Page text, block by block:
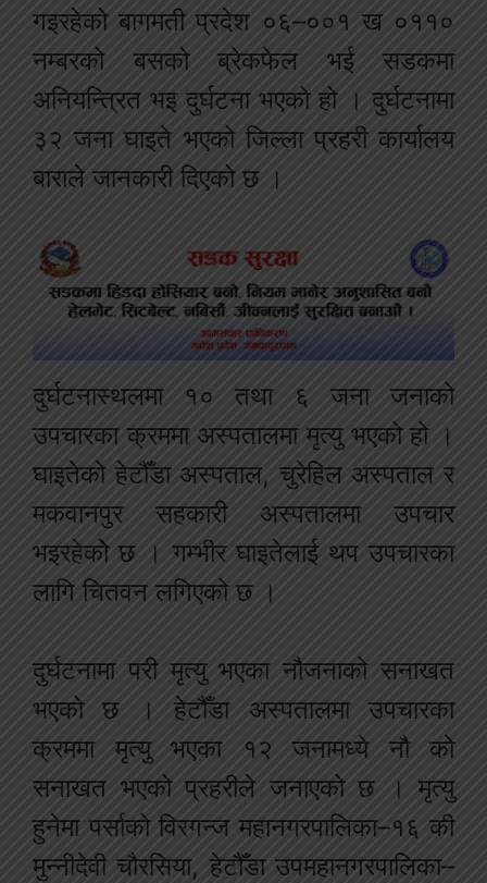
गइरहेको बागमती प्रदेश ०६–००१ ख ०११०
नम्बरको बसको ब्रेकफेल भई सडकमा
अनियन्त्रित भइ दुर्घटना भएको हो । दुर्घटनामा
३२ जना घाइते भएको जिल्ला प्रहरी कार्यालय
बाराले जानकारी दिएक‍ो छ ।
दुर्घटनास्थलमा १० तथा ६ जना जनाको
उपचारका क्रममा अस्पतालमा मृत्यु भएको हो ।
घाइतेको हेटौँडा अस्पताल, चुरेहिल अस्पताल र
मकवानपुर सहकारी अस्पतालमा उपचार
भइरहेकोे छ । गम्भीर घाइतेलाई थप उपचारका
लागि चितवन लगिएको छ ।
दुर्घटनामा परी मृत्यु भएका नौजनाको सनाखत
भएको छ । हेटौँडा अस्पतालमा उपचारका
क्रममा मृत्यु भएका १२ जनामध्ये नौ को
सनाखत भएको प्रहरीले जनाएको छ । मृत्यु
हुनेमा पर्साको विरगन्ज महानगरपालिका–१६ की
मुन्नीदेवी चौरसिया, हेटौँडा उपमहानगरपालिका–